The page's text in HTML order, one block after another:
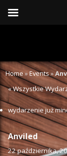
Home»Events»
« Wszystkie
wydarzenie już
Anviled
22 października,